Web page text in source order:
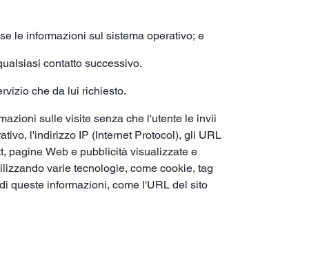
le informazioni sul sistema operativo; e
contatto successivo.
che da lui richiesto.
sulle visite senza che l'utente le invii
l'indirizzo IP (Internet Protocol), gli URL
pagine Web e pubblicità visualizzate e
varie tecnologie, come cookie, tag
queste informazioni, come l'URL del sito